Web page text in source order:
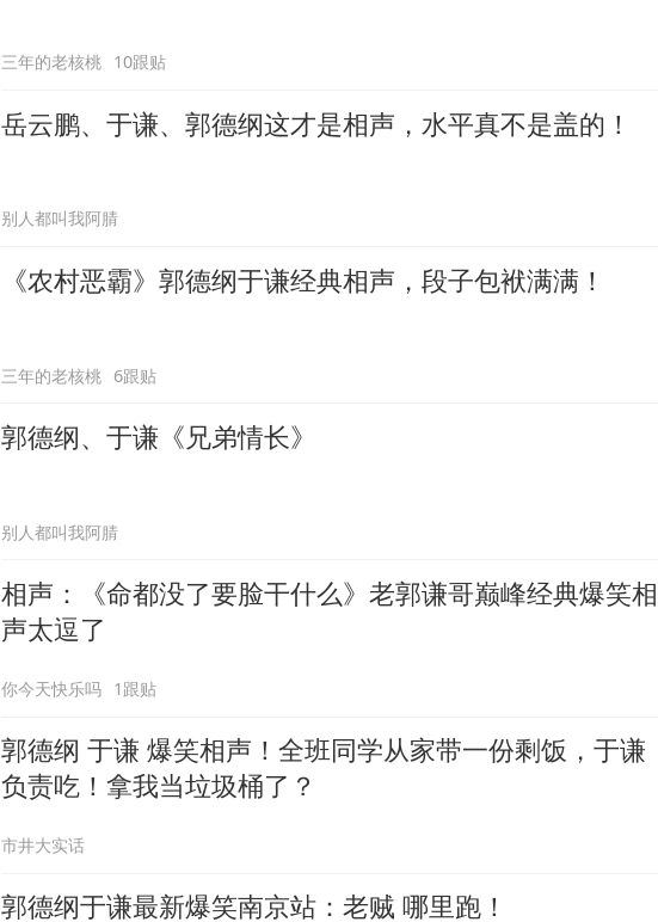
三年的老核桃 10跟贴
岳云鹏、于谦、郭德纲这才是相声，水平真不是盖的！
别人都叫我阿腈
《农村恶霸》郭德纲于谦经典相声，段子包袱满满！
三年的老核桃 6跟贴
郭德纲、于谦《兄弟情长》
别人都叫我阿腈
相声：《命都没了要脸干什么》老郭谦哥巅峰经典爆笑相
声太逗了
你今天快乐吗 1跟贴
郭德纲 于谦 爆笑相声！全班同学从家带一份剩饭，于谦
负责吃！拿我当垃圾桶了？
市井大实话
郭德纲于谦最新爆笑南京站：老贼 哪里跑！